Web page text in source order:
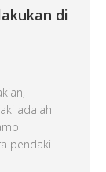
di
adalah
pendaki